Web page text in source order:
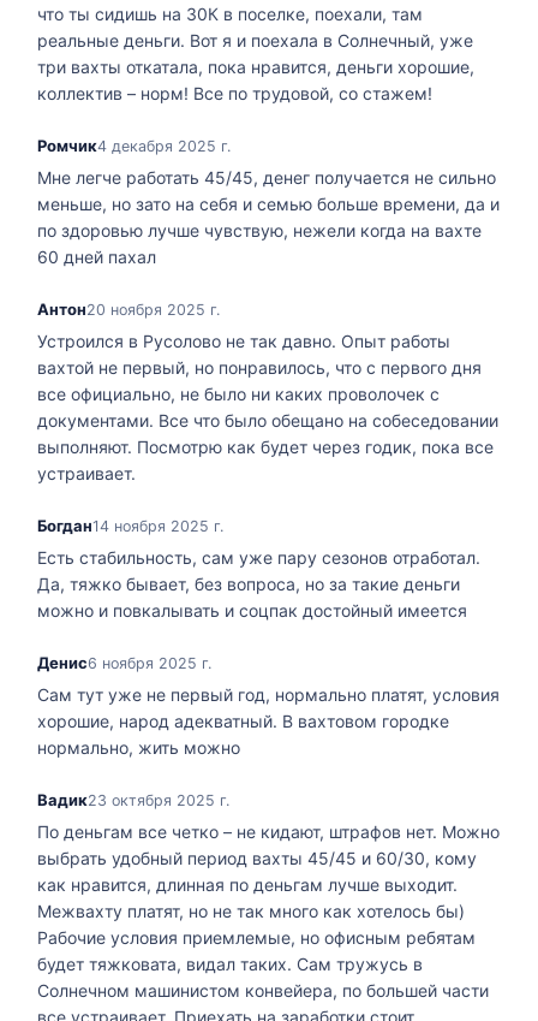
что ты сидишь на 30К в поселке, поехали, там
реальные деньги. Вот я и поехала в Солнечный, уже
три вахты откатала, пока нравится, деньги хорошие,
коллектив – норм! Все по трудовой, со стажем!
Ромчик4 декабря 2025 г.
Мне легче работать 45/45, денег получается не сильно
меньше, но зато на себя и семью больше времени, да и
по здоровью лучше чувствую, нежели когда на вахте
60 дней пахал
Антон20 ноября 2025 г.
Устроился в Русолово не так давно. Опыт работы
вахтой не первый, но понравилось, что с первого дня
все официально, не было ни каких проволочек с
документами. Все что было обещано на собеседовании
выполняют. Посмотрю как будет через годик, пока все
устраивает.
Богдан14 ноября 2025 г.
Есть стабильность, сам уже пару сезонов отработал.
Да, тяжко бывает, без вопроса, но за такие деньги
можно и повкалывать и соцпак достойный имеется
Денис6 ноября 2025 г.
Сам тут уже не первый год, нормально платят, условия
хорошие, народ адекватный. В вахтовом городке
нормально, жить можно
Вадик23 октября 2025 г.
По деньгам все четко – не кидают, штрафов нет. Можно
выбрать удобный период вахты 45/45 и 60/30, кому
как нравится, длинная по деньгам лучше выходит.
Межвахту платят, но не так много как хотелось бы)
Рабочие условия приемлемые, но офисным ребятам
будет тяжковата, видал таких. Сам тружусь в
Солнечном машинистом конвейера, по большей части
все устраивает. Приехать на заработки стоит